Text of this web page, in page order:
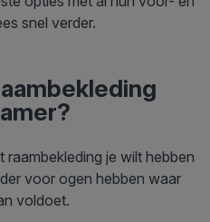
snel verder.
je wilt hebben
voor ogen hebben waar
voldoet.